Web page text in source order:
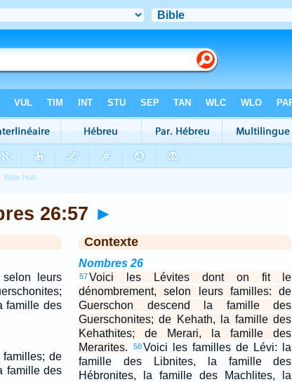
26:57 ►
leurs
famille des
de
famille des
Contexte
Nombres 26
57Voici les Lévites dont on fit le
dénombrement, selon leurs familles: de
Guerschon descend la famille des
Guerschonites; de Kehath, la famille des
Kehathites; de Merari, la famille des
Merarites.
58Voici les familles de Lévi: la
famille des Libnites, la famille des
Hébronites, la famille des Machlites, la